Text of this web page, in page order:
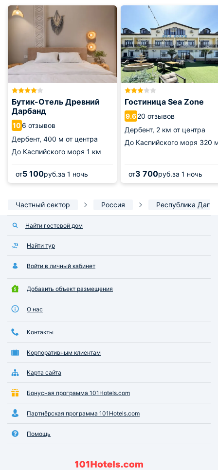
Бутик-Отель Древний
Дарбанд
10 6 отзывов
Дербент, 400 м от центра
До Каспийского моря 1 км
от5 100руб.за 1 ночь
Гостиница Sea Zone
9.620 отзывов
Дербент, 2 км от центра
До Каспийского моря 320
от3 700руб.за 1 ночь
Частный сектор Россия Республика
Найти гостевой дом
Найти тур
Войти в личный кабинет
Добавить объект размещения
О нас
Контакты
Корпоративным клиентам
Карта сайта
Бонусная программа 101Hotels.com
Партнёрская программа 101Hotels.com
Помощь